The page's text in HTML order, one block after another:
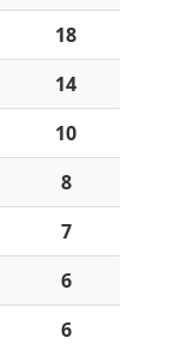
18
14
10
8
7
6
6